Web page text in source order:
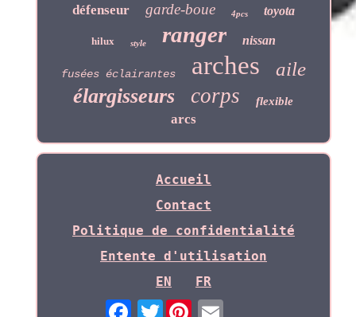
défenseur garde-boue 4pcs toyota
hilux style ranger nissan
fusées éclairantes arches aile
élargisseurs corps flexible
arcs
Accueil
Contact
Politique de confidentialité
Entente d'utilisation
EN
FR
Twitter